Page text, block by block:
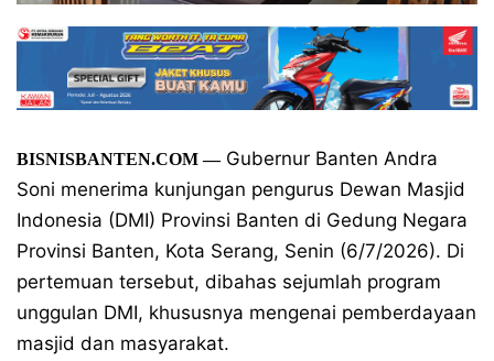
BISNISBANTEN.COM—Gubernur Banten Andra
Soni menerima kunjungan pengurus Dewan Masjid
Indonesia (DMI) Provinsi Banten di Gedung Negara
Provinsi Banten, Kota Serang, Senin (6/7/2026). Di
pertemuan tersebut, dibahas sejumlah program
unggulan DMI, khususnya mengenai pemberdayaan
masjid dan masyarakat.